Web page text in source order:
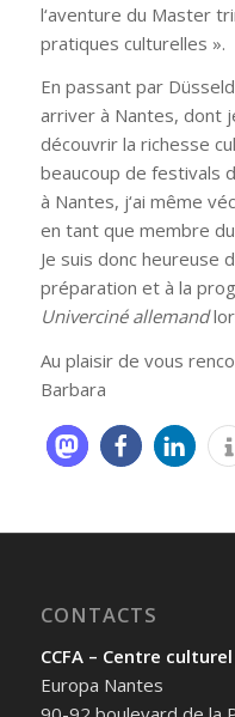
l‘aventure du Master
pratiques culturelles ».
En passant par
arriver à Nantes, dont
découvrir la richesse
beaucoup de festivals
à Nantes, j‘ai même
en tant que membre
Je suis donc heureuse
préparation et à la
Univerciné allemand
Au plaisir de vous
Barbara
CONTACTS
CCFA – Centre
Europa Nantes